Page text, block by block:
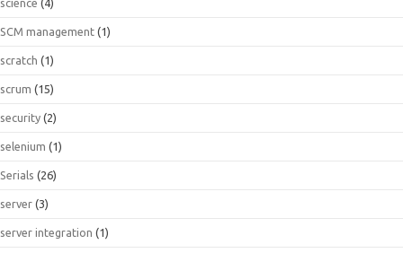
science (4)
SCM management (1)
scratch (1)
scrum (15)
security (2)
selenium (1)
Serials (26)
server (3)
server integration (1)